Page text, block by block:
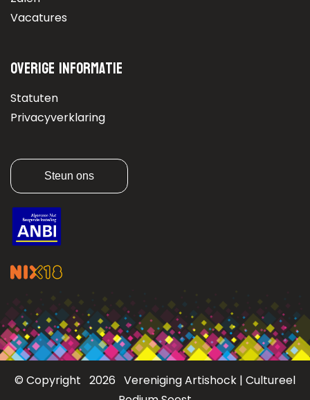
Vacatures
Overige informatie
Statuten
Privacyverklaring
Steun ons
© Copyright 2026 Vereniging Artishock | Cultureel